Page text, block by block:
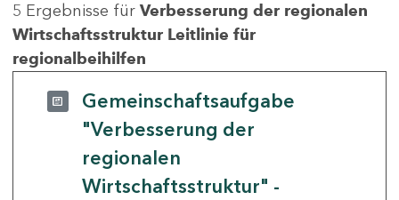
5 Ergebnisse für Verbesserung der regionalen
Wirtschaftsstruktur Leitlinie für
regionalbeihilfen
Gemeinschaftsaufgabe
"Verbesserung der
regionalen
Wirtschaftsstruktur" -